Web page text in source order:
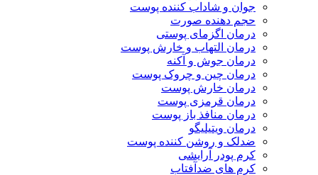
جوان و شاداب کننده پوست
حجم دهنده صورت
درمان اگزمای پوستی
درمان التهاب و خارش پوست
درمان جوش و آکنه
درمان چین و چروک پوست
درمان خارش پوست
درمان قرمزی پوست
درمان منافذ باز پوست
درمان ویتیلیگو
ضدلک و روشن کننده پوست
کرم پودر آرایشی
کرم های ضدآفتاب